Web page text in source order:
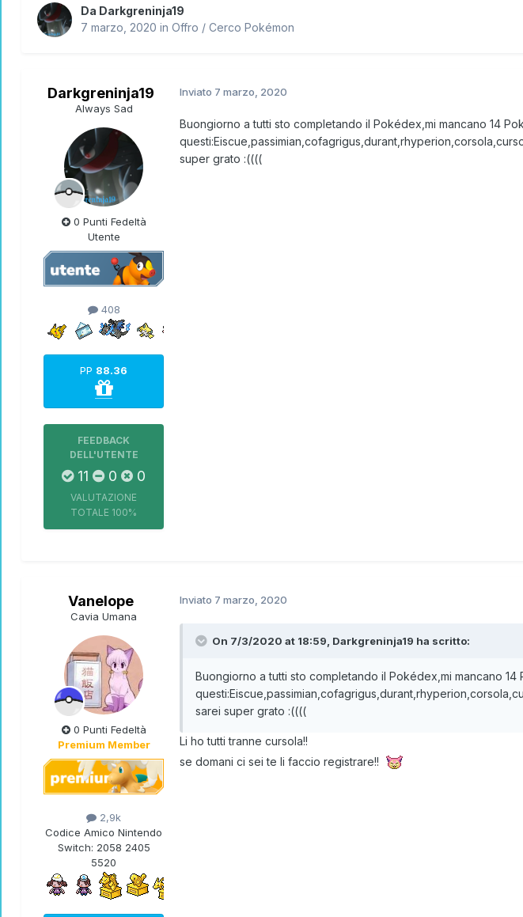
Da Darkgreninja19
7 marzo, 2020 in Offro / Cerco Pokémon
Darkgreninja19
Always Sad
0 Punti Fedeltà
Utente
408
PP 88.36
FEEDBACK
DELL'UTENTE
11 0 0
VALUTAZIONE
TOTALE 100%
Inviato 7 marzo, 2020
Buongiorno a tutti sto completando il Pokédex,mi mancano 14
super grato :((((
Vanelope
Cavia Umana
0 Punti Fedeltà
Premium Member
2,9k
Codice Amico Nintendo
Switch: 2058 2405
5520
Inviato 7 marzo, 2020
On 7/3/2020 at 18:59, Darkgreninja19 ha scritto:
Buongiorno a tutti sto completando il Pokédex,mi mancano
sarei super grato :((((
Li ho tutti tranne cursola!!
se domani ci sei te li faccio registrare!!